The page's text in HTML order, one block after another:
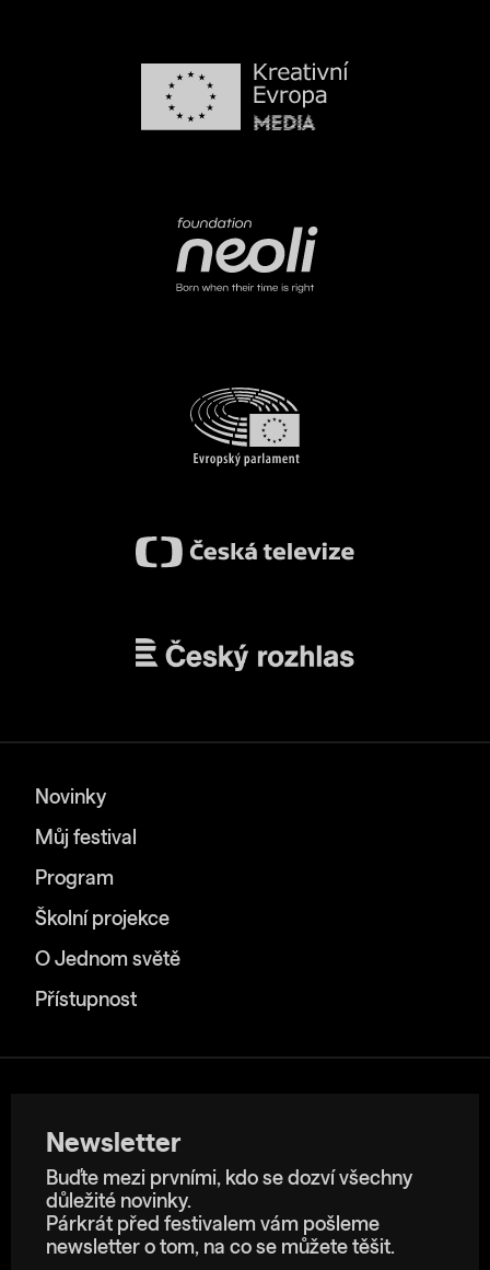
Novinky
Můj festival
Program
Školní projekce
O Jednom světě
Přístupnost
Newsletter
Buďte mezi prvními, kdo se dozví všechny
důležité novinky.
Párkrát před festivalem vám pošleme
newsletter o tom, na co se můžete těšit.